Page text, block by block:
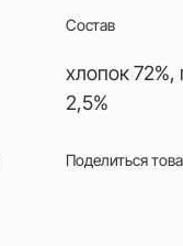
Состав
хлопок 72%,
2,5%
Поделиться